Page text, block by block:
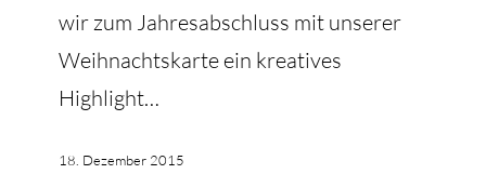
wir zum Jahresabschluss mit unserer
Weihnachtskarte ein kreatives
Highlight…
18. Dezember 2015